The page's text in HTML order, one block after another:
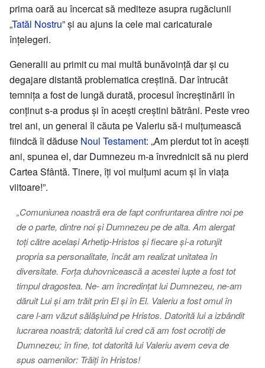
prima oară au încercat să mediteze asupra rugăciunii
„Tatăl Nostru” și au ajuns la cele mai caricaturale
înțelegeri.
Generalii au primit cu mai multă bunăvoință dar și cu
degajare distantă problematica creștină. Dar întrucât
temnița a fost de lungă durată, procesul încreștinării în
conținut s-a produs și în acești creștini bătrâni. Peste vreo
trei ani, un general îl căuta pe Valeriu să-i mulțumească
fiindcă îi dăduse Noul Testament: „Am pierdut tot în acești
ani, spunea el, dar Dumnezeu m-a învrednicit să nu pierd
Cartea Sfântă. Tinere, îți voi mulțumi acum și în viața
viitoare!”.
„Comuniunea noastră era de fapt confruntarea dintre noi pe
de o parte, dintre noi și Dumnezeu pe de alta. Am alergat
toți către același Arhetip-Hristos și fiecare și-a rotunjit
propria sa personalitate, încât am realizat unitatea în
diversitate. Forța duhovnicească a acestei lupte a fost tot
timpul dragostea. Ne- am încredințat lui Dumnezeu, ne-am
dăruit Lui și am trăit prin El și în El. Valeriu a fost omul în
care l-am văzut sălășluind pe Hristos. Datorită lui a izbândit
lucrarea noastră; datorită lui cred că am fost ocrotiți de
Dumnezeu; în fine, tot datorită lui Valeriu avem ceva de
spus oamenilor: Trăiți în Hristos!